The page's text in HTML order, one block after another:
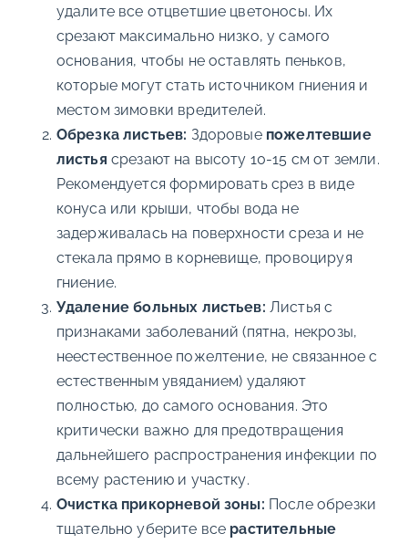
удалите все отцветшие цветоносы. Их
срезают максимально низко, у самого
основания, чтобы не оставлять пеньков,
которые могут стать источником гниения и
местом зимовки вредителей.
Обрезка листьев: Здоровые пожелтевшие
листья срезают на высоту 10-15 см от земли.
Рекомендуется формировать срез в виде
конуса или крыши, чтобы вода не
задерживалась на поверхности среза и не
стекала прямо в корневище, провоцируя
гниение.
Удаление больных листьев: Листья с
признаками заболеваний (пятна, некрозы,
неестественное пожелтение, не связанное с
естественным увяданием) удаляют
полностью, до самого основания. Это
критически важно для предотвращения
дальнейшего распространения инфекции по
всему растению и участку.
Очистка прикорневой зоны: После обрезки
тщательно уберите все растительные